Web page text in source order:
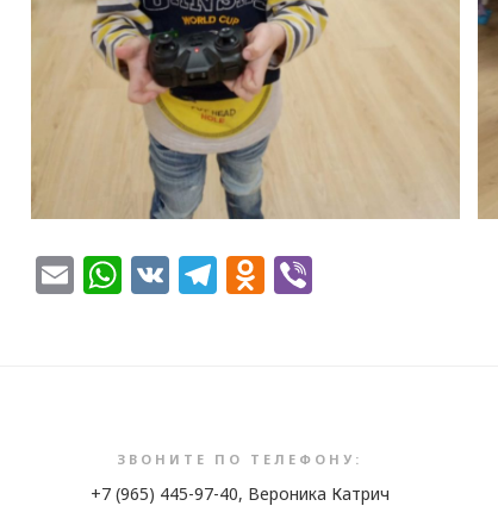
EmailWhatsApp
VKTelegram
Odnoklassniki
Viber
ЗВОНИТЕ ПО ТЕЛЕФОНУ:
+7 (965) 445-97-40, Вероника Катрич